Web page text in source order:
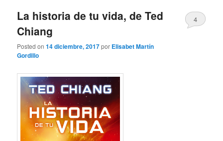
La historia de tu vida, de Ted
Chiang
Posted on14 diciembre, 2017por Elisabet Martín
Gordillo
4